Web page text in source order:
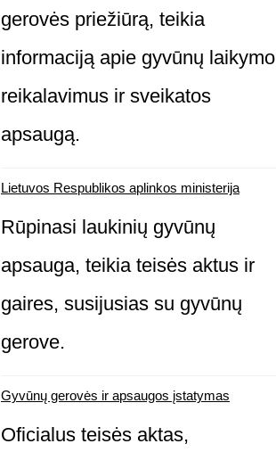
gerovės priežiūrą, teikia
informaciją apie gyvūnų laikymo
reikalavimus ir sveikatos
apsaugą.
Lietuvos Respublikos aplinkos ministerija
Rūpinasi laukinių gyvūnų
apsauga, teikia teisės aktus ir
gaires, susijusias su gyvūnų
gerove.
Gyvūnų gerovės ir apsaugos įstatymas
Oficialus teisės aktas,